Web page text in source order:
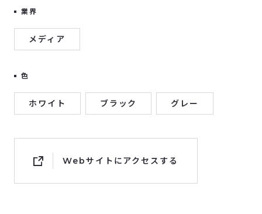
業界
メディア
色
ホワイト ブラック グレー
Webサイトにアクセスする